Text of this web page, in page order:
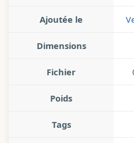
Ajoutée le
Dimensions
Fichier
Poids
Tags